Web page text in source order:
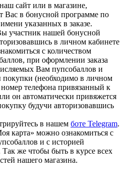
сайт или в магазине,
Вас в бонусной программе по
указанных в заказе.
участник нашей бонусной
в личном кабинете
с количеством
при оформлении заказа
Вам пупсобаллов и
(необходимо в личном
номер телефона привязанный к
он автоматически привяжется
будучи авторизовавшись
в нашем боте Telegram.
карта» можно ознакомиться с
и с историей
же чтобы быть в курсе всех
нашего магазина.